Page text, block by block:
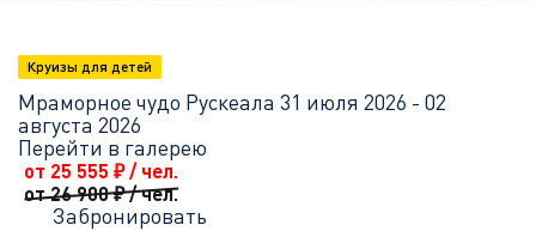
Круизы для детей
Мраморное чудо Рускеала 31 июля 2026 - 02
августа 2026
Перейти в галерею
от 25 555 ₽/ чел.
от 26 900₽/ чел.
Забронировать